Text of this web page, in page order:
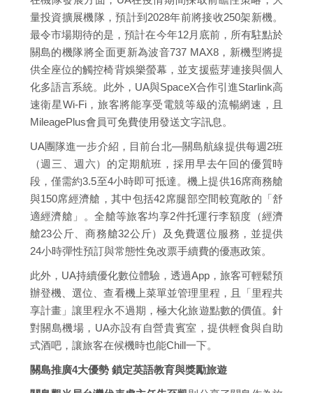
量投資擴展機隊，預計到2028年前將接收250架新機。
最令市場期待的是，預計在今年12月底前，所有駐點於
關島的機隊將全面更新為波音737 MAX8，新機型將提
供全座位的觸控椅背娛樂螢幕，並支援藍芽連接與個人
化多語言系統。此外，UA與SpaceX合作引進Starlink高
速衛星Wi-Fi，旅客將能享受電競等級的流暢網速，且
MileagePlus會員可免費使用發送文字訊息。
UA團隊進一步介紹，目前台北—關島航線提供每週2班
（週三、週六）的定期航班，採用早去午回的優質時
段，僅需約3.5至4小時即可抵達。機上提供16席商務艙
與150席經濟艙，其中包括42席腿部空間較寬敞的「舒
適經濟艙」。全艙等旅客均享2件托運行李額度（經濟
艙23公斤、商務艙32公斤）及免費選位服務，並提供
24小時彈性預訂與常態性免改票手續費的優惠政策。
此外，UA持續優化數位體驗，透過App，旅客可輕鬆預
辦登機、選位、查看機上菜單並管理里程，且「里程共
享計畫」讓里程永不過期，極大化旅遊點數的價值。針
對關島機場，UA亦設有自營貴賓室，提供輕食與自助
式酒吧，讓旅客在候機時也能Chill一下。
關島推廣4大優勢 鎖定英語教育與獎勵旅遊